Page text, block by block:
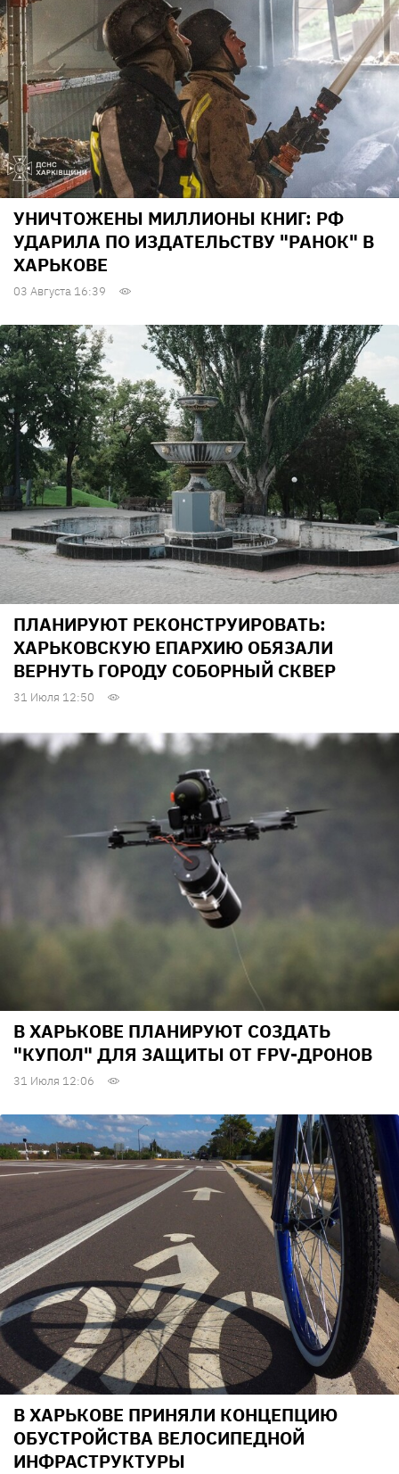
УНИЧТОЖЕНЫ МИЛЛИОНЫ КНИГ: РФ
УДАРИЛА ПО ИЗДАТЕЛЬСТВУ "РАНОК" В
ХАРЬКОВЕ
03 Августа 16:39
ПЛАНИРУЮТ РЕКОНСТРУИРОВАТЬ:
ХАРЬКОВСКУЮ ЕПАРХИЮ ОБЯЗАЛИ
ВЕРНУТЬ ГОРОДУ СОБОРНЫЙ СКВЕР
31 Июля 12:50
В ХАРЬКОВЕ ПЛАНИРУЮТ СОЗДАТЬ
"КУПОЛ" ДЛЯ ЗАЩИТЫ ОТ FPV-ДРОНОВ
31 Июля 12:06
В ХАРЬКОВЕ ПРИНЯЛИ КОНЦЕПЦИЮ
ОБУСТРОЙСТВА ВЕЛОСИПЕДНОЙ
ИНФРАСТРУКТУРЫ